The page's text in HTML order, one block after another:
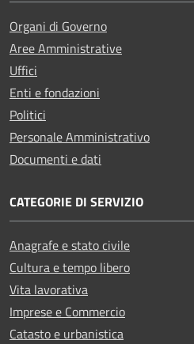
Organi di Governo
Aree Amministrative
Uffici
Enti e fondazioni
Politici
Personale Amministrativo
Documenti e dati
CATEGORIE DI SERVIZIO
Anagrafe e stato civile
Cultura e tempo libero
Vita lavorativa
Imprese e Commercio
Catasto e urbanistica